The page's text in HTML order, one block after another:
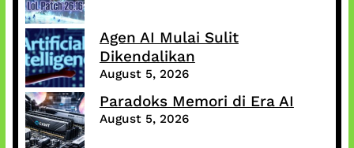
Agen AI Mulai Sulit
Dikendalikan
August 5, 2026
Paradoks Memori di Era AI
August 5, 2026